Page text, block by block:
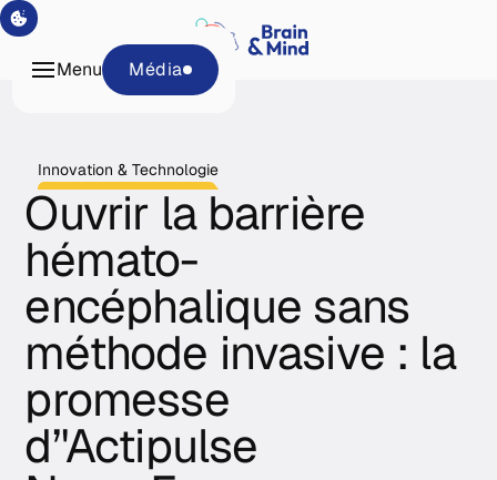
Tech &
Plateformes
Média
Média
Menu
Innovation & Technologie
Ouvrir la barrière
hémato-
encéphalique sans
méthode invasive : la
promesse
d’'Actipulse